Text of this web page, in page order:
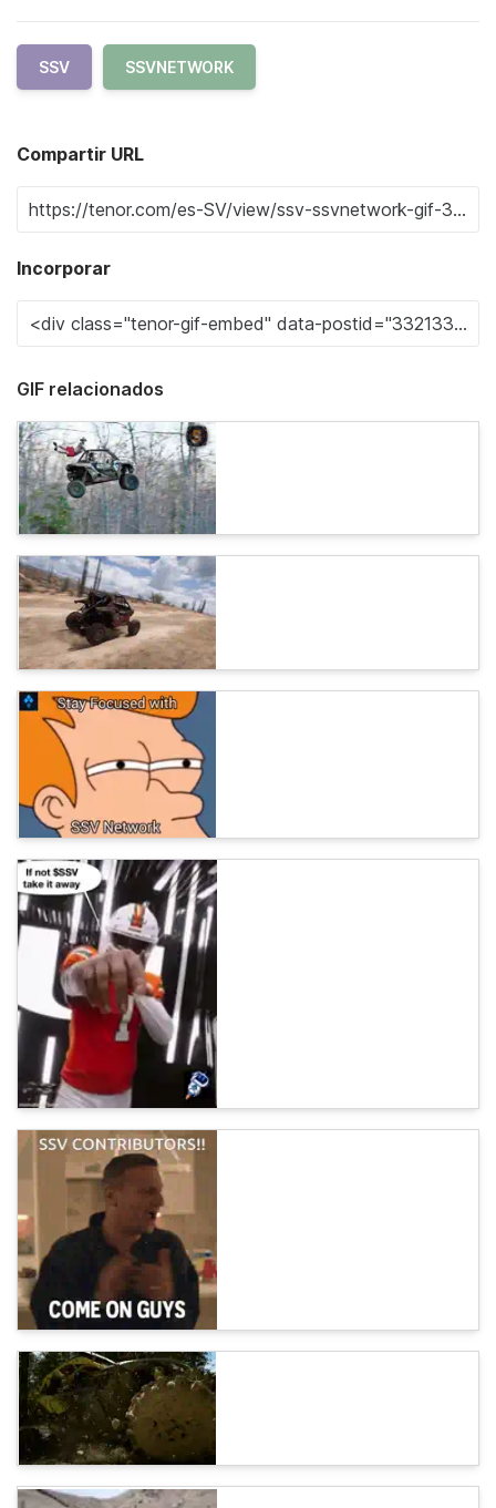
SSV SSVNETWORK
Compartir URL
Incorporar
GIF relacionados